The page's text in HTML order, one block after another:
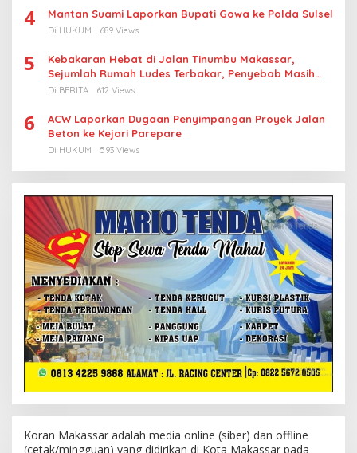
4 Mantan Suami Laporkan Bupati Gowa ke Polda Sulsel
Di HUKUM 689 Views
5
Kebakaran Hebat di Jalan Tinumbu Makassar,
Sejumlah Rumah Ludes Terbakar, Penyebab Masih
Diselidiki
Di BERITA 612 Views
6
ACW Laporkan Dugaan Penyimpangan Proyek Jalan
Beton ke Kejari Parepare
Di HUKUM 593 Views
Koran Makassar adalah media online (siber) dan offline
(cetak/mingguan) yang didirikan di Kota Makassar pada